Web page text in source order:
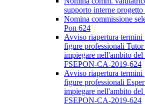
supporto interne
Nomina commissione
Pon 624
Avviso riapertura termini
figure professionali
impiegare nell'ambito
FSEPON-CA-2019-624
Avviso riapertura termini
figure professionali
impiegare nell'ambito
FSEPON-CA-2019-624